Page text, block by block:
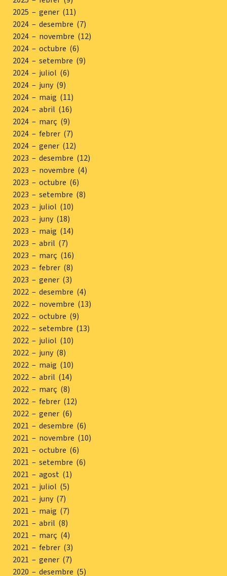
2025 – gener (11)
2024 – desembre (7)
2024 – novembre (12)
2024 – octubre (6)
2024 – setembre (9)
2024 – juliol (6)
2024 – juny (9)
2024 – maig (11)
2024 – abril (16)
2024 – març (9)
2024 – febrer (7)
2024 – gener (12)
2023 – desembre (12)
2023 – novembre (4)
2023 – octubre (6)
2023 – setembre (8)
2023 – juliol (10)
2023 – juny (18)
2023 – maig (14)
2023 – abril (7)
2023 – març (16)
2023 – febrer (8)
2023 – gener (3)
2022 – desembre (4)
2022 – novembre (13)
2022 – octubre (9)
2022 – setembre (13)
2022 – juliol (10)
2022 – juny (8)
2022 – maig (10)
2022 – abril (14)
2022 – març (8)
2022 – febrer (12)
2022 – gener (6)
2021 – desembre (6)
2021 – novembre (10)
2021 – octubre (6)
2021 – setembre (6)
2021 – agost (1)
2021 – juliol (5)
2021 – juny (7)
2021 – maig (7)
2021 – abril (8)
2021 – març (4)
2021 – febrer (3)
2021 – gener (7)
2020 – desembre (5)